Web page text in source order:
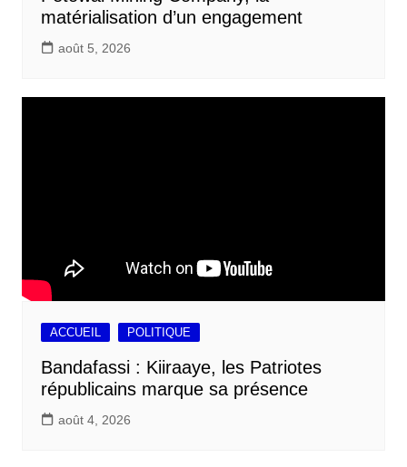
matérialisation d’un engagement
août 5, 2026
ACCUEIL POLITIQUE
Bandafassi : Kiiraaye, les Patriotes
républicains marque sa présence
août 4, 2026